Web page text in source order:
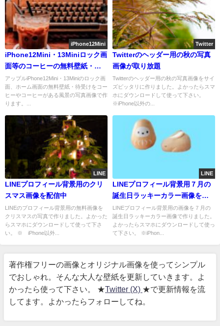
iPhone12Mini
iPhone12Mini・13Miniロック画
面等のコーヒーの無料壁紙・待
受けが取り放題
アップルiPhone12Mini・13Miniのロック画
面、ホーム画面の無料壁紙・待受けをコー
ヒーやコーヒーがある風景の写真画像で作
ります。...
Twitter
Twitterのヘッダー用の秋の写真
画像が取り放題
Twitterのヘッダー用の秋の写真画像をサイ
ズピッタリに作りました。よかったらスマ
ホにダウンロードして使って下さい。
※iPhone以外の...
LINE
LINEプロフィール背景用のクリ
スマス画像を配信中
LINEのプロフィール背景用の無料画像を
クリスマスの写真で作りました。よかった
らスマホにダウンロードして使って下さ
い。 ※ iPhone以外...
LINE
LINEプロフィール背景用７月の
誕生日ラッキーカラー画像を配
信中
LINEプロフィール背景用の画像を７月の
誕生日ラッキーカラー画像で作りました。
よかったらスマホにダウンロードして使っ
て下さい。 ※iPhon...
著作権フリーの画像とオリジナル画像を使ってシンプル
でおしゃれ。そんな大人な壁紙を更新していきます。よ
かったら使って下さい。 ★Twitter (X) ★で更新情報を流
してます。よかったらフォローしてね。